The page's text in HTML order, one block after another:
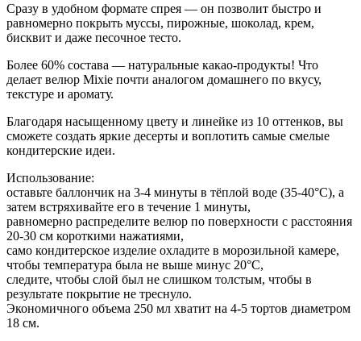
Сразу в удобном формате спрея — он позволит быстро и
равномерно покрыть муссы, пирожные, шоколад, крем,
бисквит и даже песочное тесто.
Более 60% состава — натуральные какао-продукты! Что
делает велюр Mixie почти аналогом домашнего по вкусу,
текстуре и аромату.
Благодаря насыщенному цвету и линейке из 10 оттенков, вы
сможете создать яркие десерты и воплотить самые смелые
кондитерские идеи.
Использование:
оставьте баллончик на 3-4 минуты в тёплой воде (35-40°C), а
затем встряхивайте его в течение 1 минуты,
равномерно распределите велюр по поверхности с расстояния
20-30 см короткими нажатиями,
само кондитерское изделие охладите в морозильной камере,
чтобы температура была не выше минус 20°C,
следите, чтобы слой был не слишком толстым, чтобы в
результате покрытие не треснуло.
Экономичного объема 250 мл хватит на 4-5 тортов диаметром
18 см.